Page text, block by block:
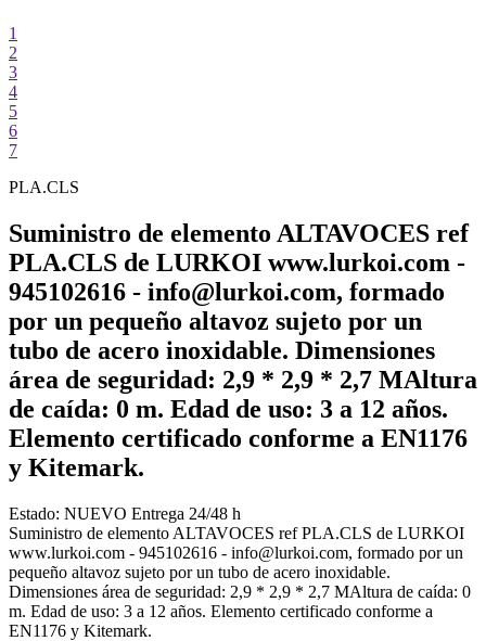
1
2
3
4
5
6
7
PLA.CLS
Suministro de elemento ALTAVOCES ref
PLA.CLS de LURKOI www.lurkoi.com -
945102616 - info@lurkoi.com, formado
por un pequeño altavoz sujeto por un
tubo de acero inoxidable. Dimensiones
área de seguridad: 2,9 * 2,9 * 2,7 MAltura
de caída: 0 m. Edad de uso: 3 a 12 años.
Elemento certificado conforme a EN1176
y Kitemark.
Estado: NUEVO Entrega 24/48 h
Suministro de elemento ALTAVOCES ref PLA.CLS de LURKOI
www.lurkoi.com - 945102616 - info@lurkoi.com, formado por un
pequeño altavoz sujeto por un tubo de acero inoxidable.
Dimensiones área de seguridad: 2,9 * 2,9 * 2,7 MAltura de caída: 0
m. Edad de uso: 3 a 12 años. Elemento certificado conforme a
EN1176 y Kitemark.